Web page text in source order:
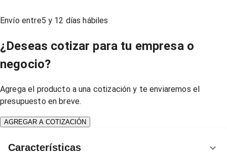
Envío entre5 y 12 días hábiles
¿Deseas cotizar para tu empresa o
negocio?
Agrega el producto a una cotización y te enviaremos el
presupuesto en breve.
AGREGAR A COTIZACIÓN
Características